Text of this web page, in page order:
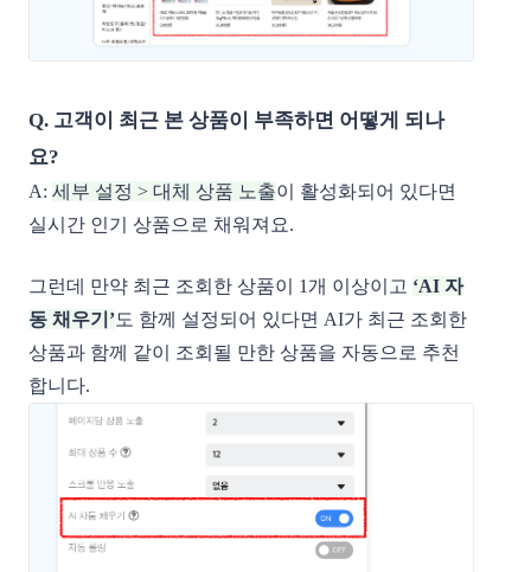
Q. 고객이 최근 본 상품이 부족하면 어떻게 되나
요?
A: 세부 설정 > 대체 상품 노출이 활성화되어 있다면
실시간 인기 상품으로 채워져요.
그런데 만약 최근 조회한 상품이 1개 이상이고 ‘AI 자
동 채우기’도 함께 설정되어 있다면 AI가 최근 조회한
상품과 함께 같이 조회될 만한 상품을 자동으로 추천
합니다.